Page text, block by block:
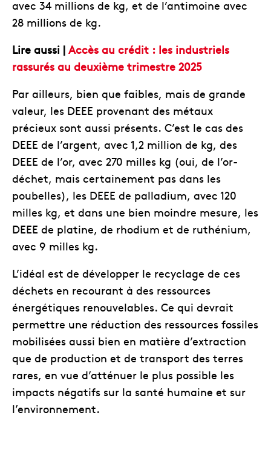
avec 34 millions de kg, et de l’antimoine avec
28 millions de kg.
Lire aussi | Accès au crédit : les industriels
rassurés au deuxième trimestre 2025
Par ailleurs, bien que faibles, mais de grande
valeur, les DEEE provenant des métaux
précieux sont aussi présents. C’est le cas des
DEEE de l’argent, avec 1,2 million de kg, des
DEEE de l’or, avec 270 milles kg (oui, de l’or-
déchet, mais certainement pas dans les
poubelles), les DEEE de palladium, avec 120
milles kg, et dans une bien moindre mesure, les
DEEE de platine, de rhodium et de ruthénium,
avec 9 milles kg.
L’idéal est de développer le recyclage de ces
déchets en recourant à des ressources
énergétiques renouvelables. Ce qui devrait
permettre une réduction des ressources fossiles
mobilisées aussi bien en matière d’extraction
que de production et de transport des terres
rares, en vue d’atténuer le plus possible les
impacts négatifs sur la santé humaine et sur
l’environnement.